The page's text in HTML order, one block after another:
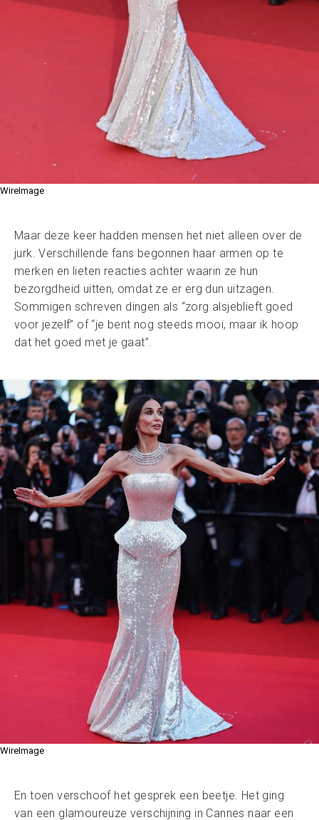
WireImage
Maar deze keer hadden mensen het niet alleen over de
jurk. Verschillende fans begonnen haar armen op te
merken en lieten reacties achter waarin ze hun
bezorgdheid uitten, omdat ze er erg dun uitzagen.
Sommigen schreven dingen als “zorg alsjeblieft goed
voor jezelf” of “je bent nog steeds mooi, maar ik hoop
dat het goed met je gaat”.
WireImage
En toen verschoof het gesprek een beetje. Het ging
van een glamoureuze verschijning in Cannes naar een